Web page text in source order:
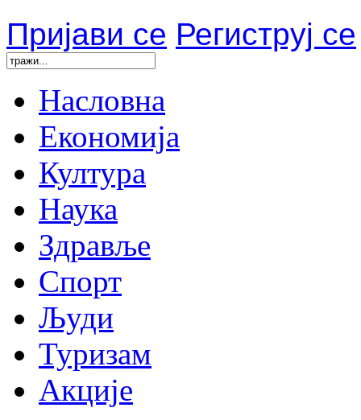
Пријави се Региструј се
Насловна
Економија
Култура
Наука
Здравље
Спорт
Људи
Туризам
Акције